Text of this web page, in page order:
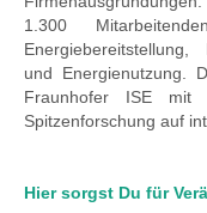
1.300
Energiebereitstellung,
und Energienutzung.
Fraunhofer ISE mit
Spitzenforschung auf
Hier sorgst Du für